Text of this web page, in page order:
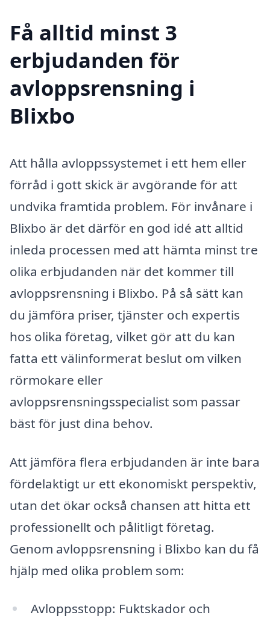
Få alltid minst 3
erbjudanden för
avloppsrensning i
Blixbo
Att hålla avloppssystemet i ett hem eller
förråd i gott skick är avgörande för att
undvika framtida problem. För invånare i
Blixbo är det därför en god idé att alltid
inleda processen med att hämta minst tre
olika erbjudanden när det kommer till
avloppsrensning i Blixbo. På så sätt kan
du jämföra priser, tjänster och expertis
hos olika företag, vilket gör att du kan
fatta ett välinformerat beslut om vilken
rörmokare eller
avloppsrensningsspecialist som passar
bäst för just dina behov.
Att jämföra flera erbjudanden är inte bara
fördelaktigt ur ett ekonomiskt perspektiv,
utan det ökar också chansen att hitta ett
professionellt och pålitligt företag.
Genom avloppsrensning i Blixbo kan du få
hjälp med olika problem som:
Avloppsstopp: Fuktskador och